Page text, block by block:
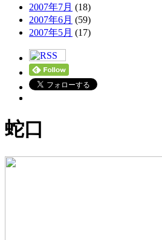
2007年7月 (18)
2007年6月 (59)
2007年5月 (17)
蛇口